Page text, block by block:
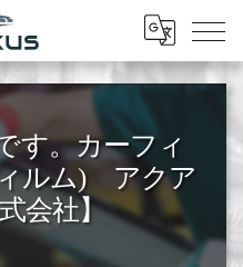
Menu
す。カーフィ
ルム) アクア
式会社】